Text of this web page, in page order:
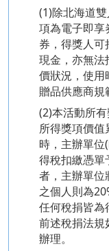
(1)除北海道
項為電子即享
券，得獎人
現金，亦無法
價狀況，使用
贈品供應商規
(2)本活動所
所得獎項價值
時，主辦單
得稅扣繳憑單
者，主辦單位
之個人則為
任何稅捐皆為
前述稅捐法規
辦理。